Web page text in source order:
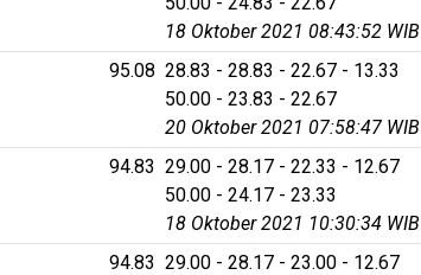
18 Oktober 2021 08:43:52 WIB
95.08 28.83 - 28.83 - 22.67 - 13.33
50.00 - 23.83 - 22.67
20 Oktober 2021 07:58:47 WIB
94.83 29.00 - 28.17 - 22.33 - 12.67
50.00 - 24.17 - 23.33
18 Oktober 2021 10:30:34 WIB
94.83 29.00 - 28.17 - 23.00 - 12.67